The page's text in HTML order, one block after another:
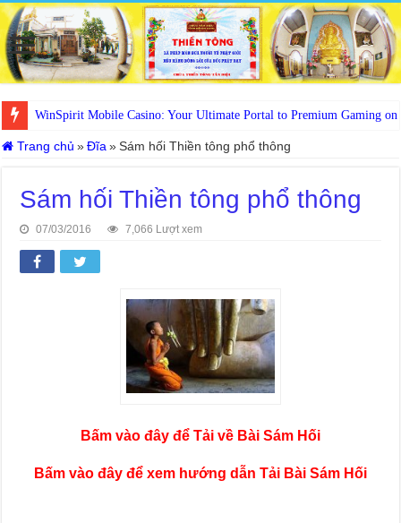
WinSpirit Mobile Casino: Your Ultimate Portal to Premium Gaming on
Trang chủ » Đĩa » Sám hối Thiền tông phổ thông
Sám hối Thiền tông phổ thông
07/03/2016 7,066 Lượt xem
Bấm vào đây để Tải về Bài Sám Hối
Bấm vào đây để xem hướng dẫn Tải Bài Sám Hối